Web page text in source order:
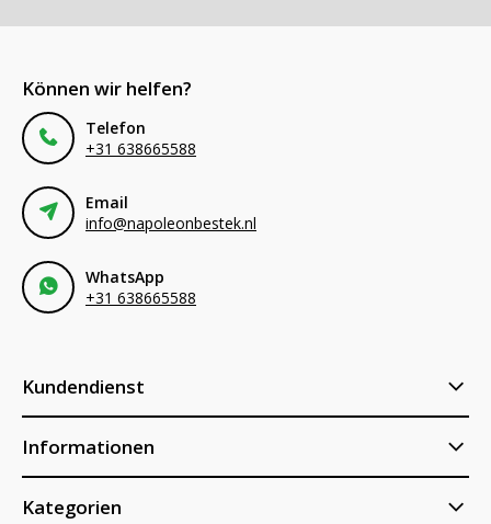
Können wir helfen?
Telefon
+31 638665588
Email
info@napoleonbestek.nl
WhatsApp
+31 638665588
Kundendienst
Informationen
Kategorien